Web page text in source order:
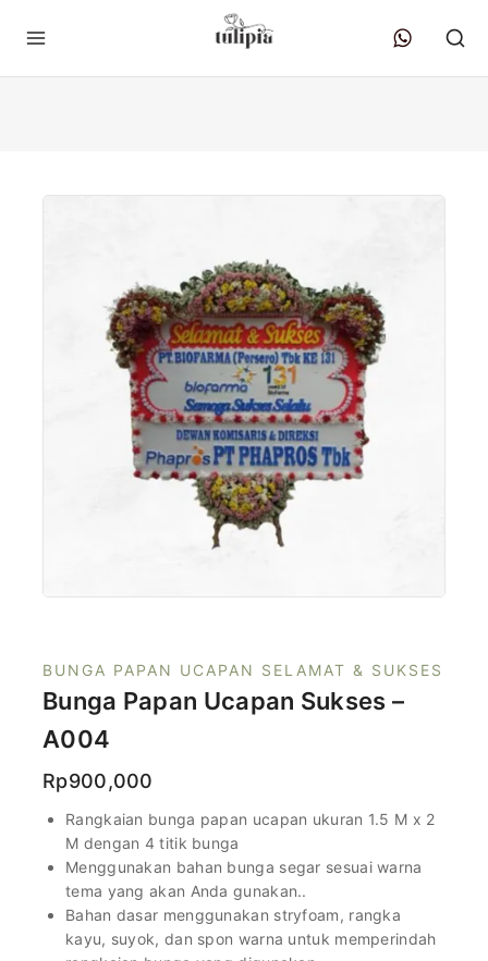
BUNGA PAPAN UCAPAN SELAMAT & SUKSES
Bunga Papan Ucapan Sukses –
A004
Rp900,000
Rangkaian bunga papan ucapan ukuran 1.5 M x 2
M dengan 4 titik bunga
Menggunakan bahan bunga segar sesuai warna
tema yang akan Anda gunakan..
Bahan dasar menggunakan stryfoam, rangka
kayu, suyok, dan spon warna untuk memperindah